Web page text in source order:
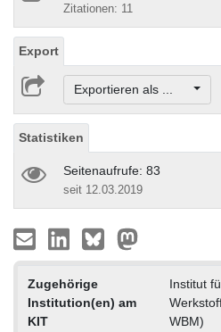
Zitationen: 11
Export
Exportieren als ...
Statistiken
Seitenaufrufe: 83
seit 12.03.2019
Zugehörige
Institution(en) am
KIT
Institut
WBM)